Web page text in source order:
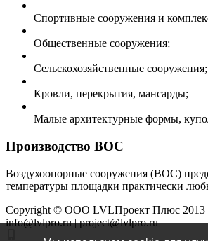
Спортивные сооружения и
Общественные сооружения;
Сельскохозяйственные сооружения;
Кровли, перекрытия, мансарды;
Малые архитектурные формы,
Производство ВОС
Воздухоопорные сооружения (ВОС)
температуры площадки практически
Copyright © ООО LVLПроект Плюс 2013
info@lvlpro.ru | project@lvlpro.ru